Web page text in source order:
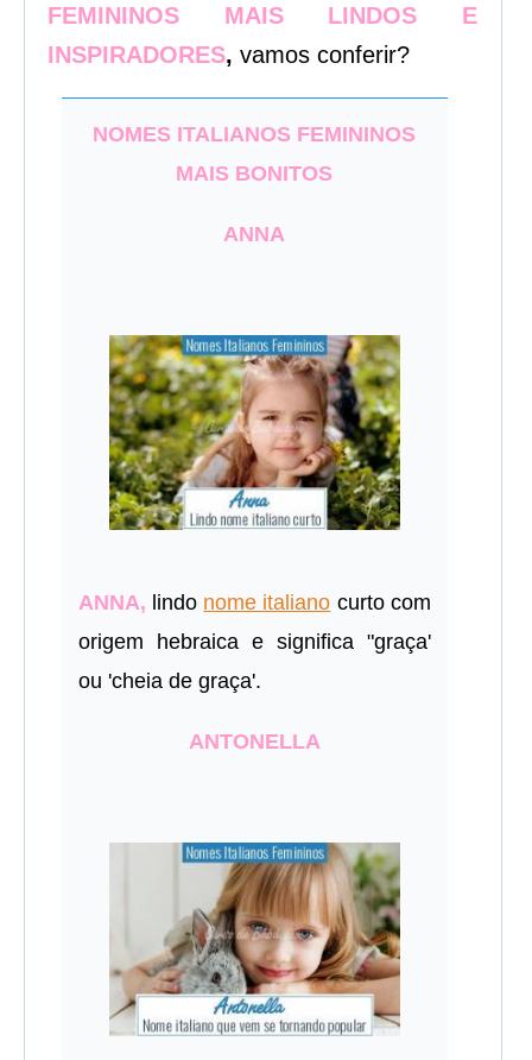
FEMININOS MAIS LINDOS E
INSPIRADORES, vamos conferir?
NOMES ITALIANOS FEMININOS
MAIS BONITOS
ANNA
ANNA, lindo nome italiano curto com
origem hebraica e significa "graça'
ou 'cheia de graça'.
ANTONELLA